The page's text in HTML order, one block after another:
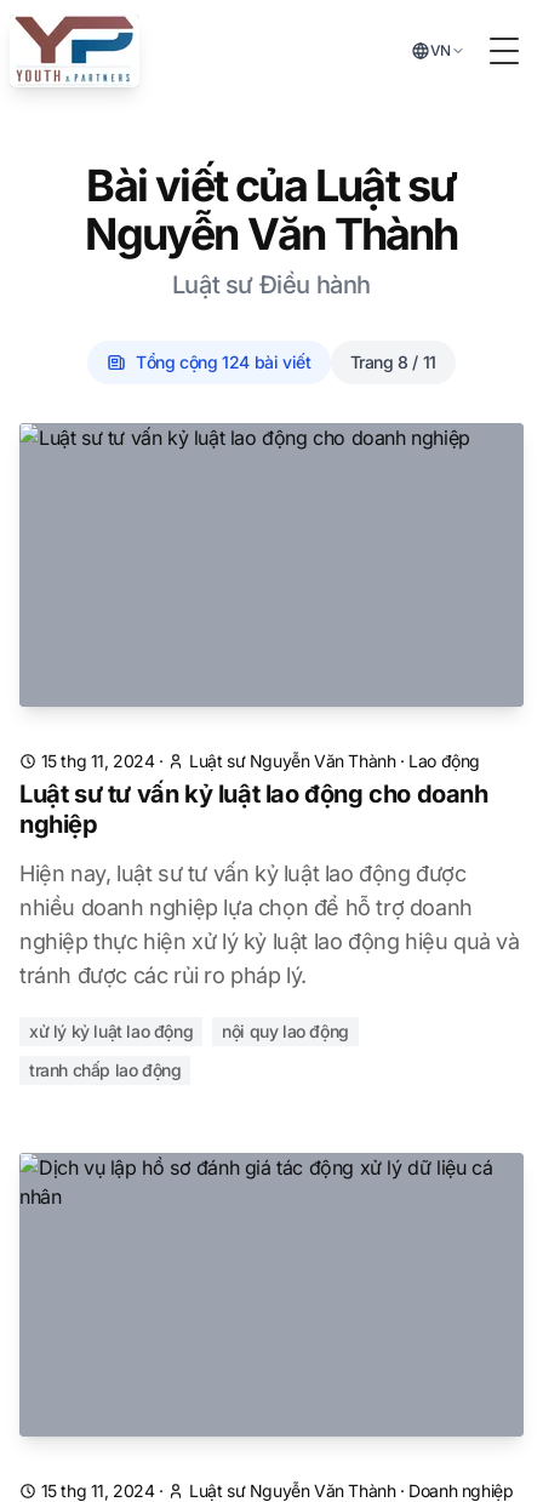
Chuyển đến nội dung chính
VN
Bài viết củaLuật sư
Nguyễn Văn Thành
Luật sư Điều hành
Tổng cộng 124 bài viết Trang 8 / 11
15 thg 11, 2024· Luật sư Nguyễn Văn Thành· Lao động
Luật sư tư vấn kỷ luật lao động cho doanh
nghiệp
Hiện nay, luật sư tư vấn kỷ luật lao động được
nhiều doanh nghiệp lựa chọn để hỗ trợ doanh
nghiệp thực hiện xử lý kỷ luật lao động hiệu quả và
tránh được các rủi ro pháp lý.
xử lý kỷ luật lao động
nội quy lao động
tranh chấp lao động
15 thg 11, 2024· Luật sư Nguyễn Văn Thành· Doanh nghiệp